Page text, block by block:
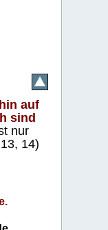
auf
sind
nur
14)